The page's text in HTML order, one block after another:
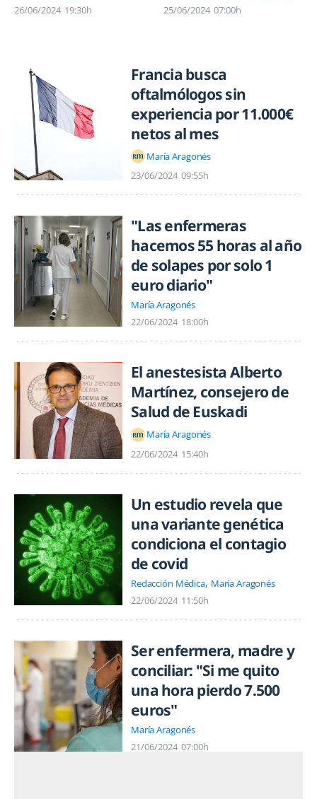
26/06/2024 19:30h
25/06/2024 07:00h
Francia busca
oftalmólogos sin
experiencia por 11.000€
netos al mes
María Aragonés
23/06/2024 09:55h
"Las enfermeras
hacemos 55 horas al año
de solapes por solo 1
euro diario"
María Aragonés
22/06/2024 18:00h
El anestesista Alberto
Martínez, consejero de
Salud de Euskadi
María Aragonés
22/06/2024 15:40h
Un estudio revela que
una variante genética
condiciona el contagio
de covid
Redacción Médica María Aragonés
22/06/2024 11:50h
Ser enfermera, madre y
conciliar: "Si me quito
una hora pierdo 7.500
euros"
María Aragonés
21/06/2024 07:00h